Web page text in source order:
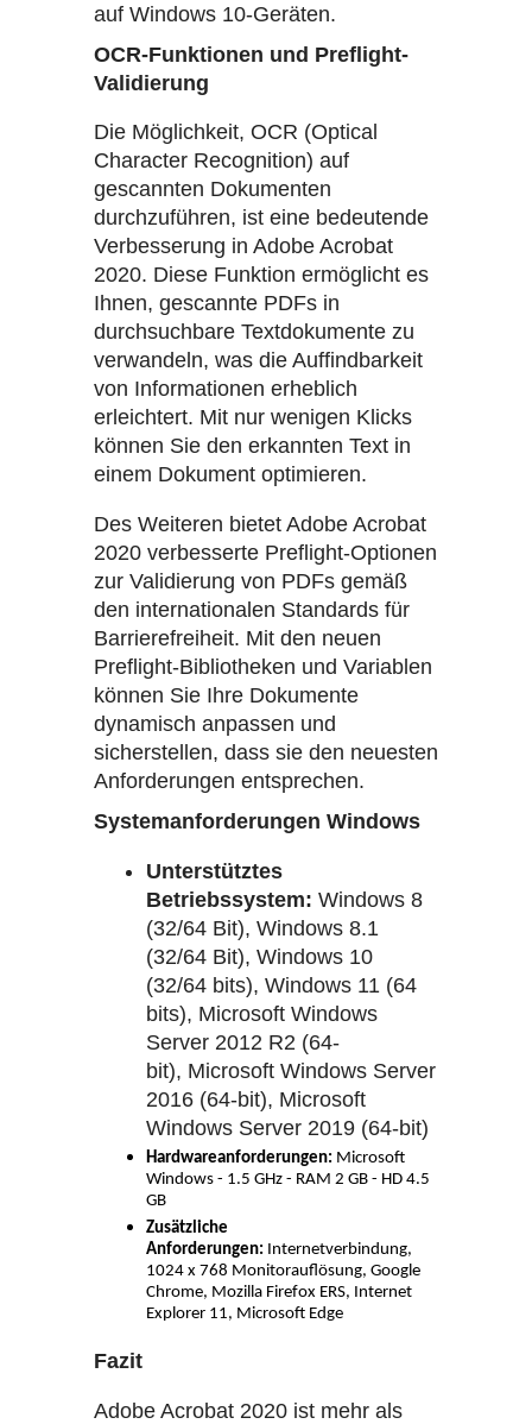
auf Windows 10-Geräten.
OCR-Funktionen und Preflight-
Validierung
Die Möglichkeit, OCR (Optical
Character Recognition) auf
gescannten Dokumenten
durchzuführen, ist eine bedeutende
Verbesserung in Adobe Acrobat
2020. Diese Funktion ermöglicht es
Ihnen, gescannte PDFs in
durchsuchbare Textdokumente zu
verwandeln, was die Auffindbarkeit
von Informationen erheblich
erleichtert. Mit nur wenigen Klicks
können Sie den erkannten Text in
einem Dokument optimieren.
Des Weiteren bietet Adobe Acrobat
2020 verbesserte Preflight-Optionen
zur Validierung von PDFs gemäß
den internationalen Standards für
Barrierefreiheit. Mit den neuen
Preflight-Bibliotheken und Variablen
können Sie Ihre Dokumente
dynamisch anpassen und
sicherstellen, dass sie den neuesten
Anforderungen entsprechen.
Systemanforderungen Windows
Unterstütztes
Betriebssystem: Windows 8
(32/64 Bit), Windows 8.1
(32/64 Bit), Windows 10
(32/64 bits), Windows 11 (64
bits), Microsoft Windows
Server 2012 R2 (64-
bit), Microsoft Windows Server
2016 (64-bit), Microsoft
Windows Server 2019 (64-bit)
Hardwareanforderungen: Microsoft
Windows - 1.5 GHz - RAM 2 GB - HD 4.5
GB
Zusätzliche
Anforderungen: Internetverbindung,
1024 x 768 Monitorauflösung, Google
Chrome, Mozilla Firefox ERS, Internet
Explorer 11, Microsoft Edge
Fazit
Adobe Acrobat 2020 ist mehr als